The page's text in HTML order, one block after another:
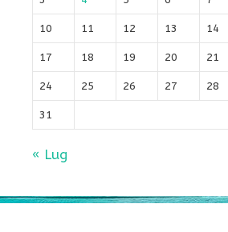
10 11 12 13 14
17 18 19 20 21
24 25 26 27 28
31
« Lug